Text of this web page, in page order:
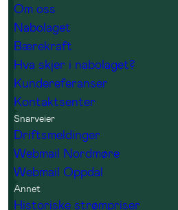
Om oss
Nabolaget
Bærekraft
Hva skjer i nabolaget?
Kundereferanser
Kontaktsenter
Snarveier
Driftsmeldinger
Webmail Nordmøre
Webmail Oppdal
Annet
Historiske strømpriser